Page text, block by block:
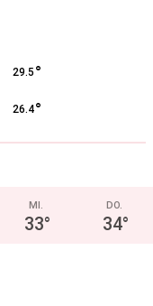
29.5 °
26.4°
MI.
33°
DO.
34°